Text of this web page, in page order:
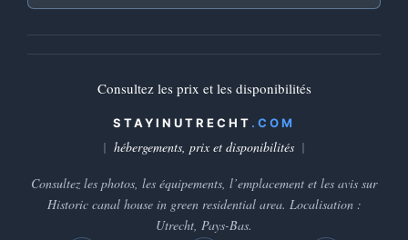
Consultez les prix et les disponibilités
STAYINUTRECHT .COM
hébergements, prix et disponibilités
Consultez les photos, les équipements, l’emplacement et les avis sur
Historic canal house in green residential area. Localisation :
Utrecht, Pays-Bas.